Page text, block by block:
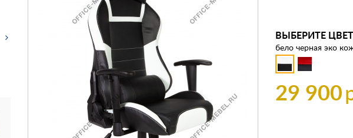
ВЫБЕРИТЕ ЦВЕТ
бело черная эко
29 900